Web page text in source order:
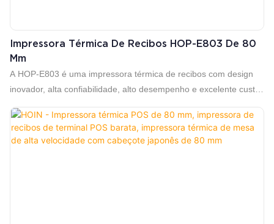
Impressora Térmica De Recibos HOP-E803 De 80
Mm
A HOP-E803 é uma impressora térmica de recibos com design
inovador, alta confiabilidade, alto desempenho e excelente custo-
melhora significativamente a eficiência de impressão.